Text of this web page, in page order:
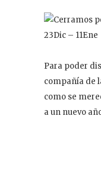
Para poder
compañía de
como se
a un nuevo